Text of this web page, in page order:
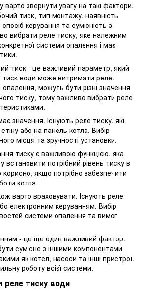
варто звернути увагу на такі фактори,
тиск, тип монтажу, наявність
керування та сумісність з
вибрати реле тиску, яке належним
системи опалення і має
тиск - це важливий параметр, який
тиск води може витримати реле.
можуть бути різні значення
тиску, тому важливо вибрати реле
значення. Існують реле тиску, які
або на панель котла. Вибір
місця та зручності установки.
тиску є важливою функцією, яка
встановити потрібний рівень тиску в
якщо потрібно забезпечити
котла.
варто враховувати. Існують реле
електронним керуванням. Вибір
системи опалення та вимог
- це ще один важливий фактор.
сумісне з іншими компонентами
як котел, насоси та інші пристрої.
роботу всієї системи.
реле тиску води